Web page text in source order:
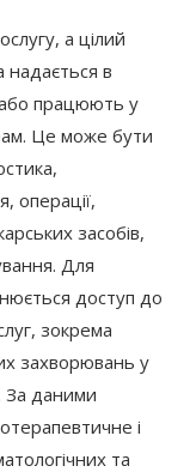
а цілий
в
або працюють у
Це може бути
операції,
засобів,
Для
доступ до
зокрема
захворювань у
За даними
і
та